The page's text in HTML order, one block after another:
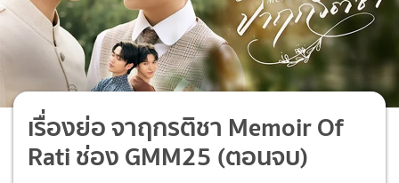
เรื่องย่อ จาฤกรติชา Memoir Of
Rati ช่อง GMM25 (ตอนจบ)